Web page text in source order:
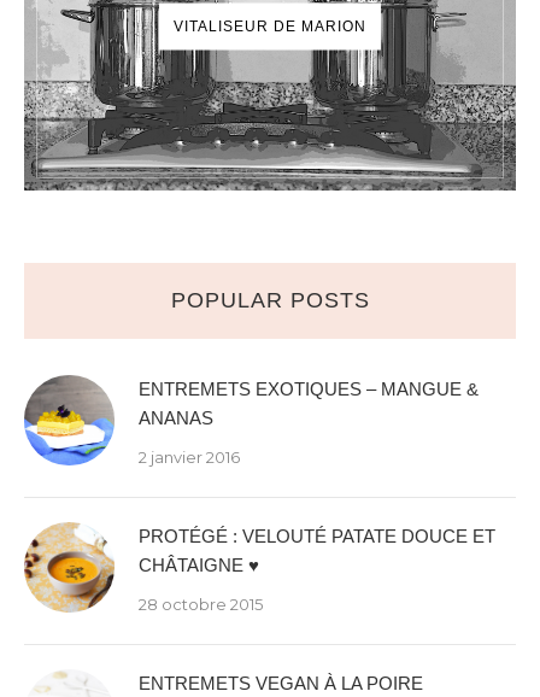
VITALISEUR DE MARION
POPULAR POSTS
ENTREMETS EXOTIQUES – MANGUE &
ANANAS
2 janvier 2016
PROTÉGÉ : VELOUTÉ PATATE DOUCE ET
CHÂTAIGNE ♥
28 octobre 2015
ENTREMETS VEGAN À LA POIRE